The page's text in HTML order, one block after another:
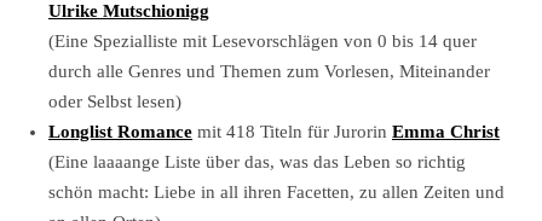
Ulrike Mutschionigg
(Eine Spezialliste mit Lesevorschlägen von 0 bis 14 quer
durch alle Genres und Themen zum Vorlesen, Miteinander
oder Selbst lesen)
Longlist Romance mit 418 Titeln für Jurorin Emma Christ
(Eine laaaange Liste über das, was das Leben so richtig
schön macht: Liebe in all ihren Facetten, zu allen Zeiten und